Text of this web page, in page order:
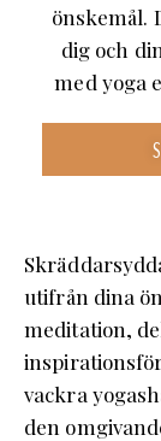
önskemål.
dig och
med yoga
utifrån dina
meditation,
vackra
den